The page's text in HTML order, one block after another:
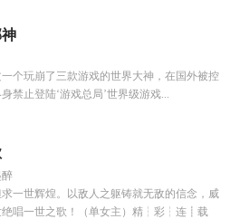
个玩崩了三款游戏的世界大神，在国外被控
禁止登陆‘游戏总局’世界级游戏...
一世辉煌。以敌人之躯铸就无敌的信念，威
绝唱一世之歌！（单女主）精┆彩┆连┋载